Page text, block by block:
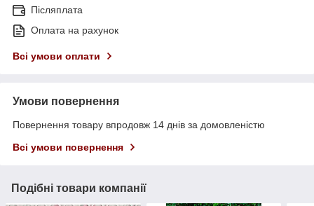
Післяплата
Оплата на рахунок
Всі умови оплати
Умови повернення
Повернення товару впродовж 14 днів за домовленістю
Всі умови повернення
Подібні товари компанії